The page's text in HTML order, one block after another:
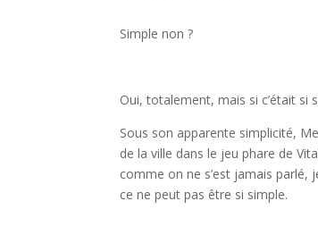
Simple non ?
Oui, totalement, mais si c’était si
Sous son apparente simplicité,
de la ville dans le jeu phare de
comme on ne s’est jamais
ce ne peut pas être si simple.